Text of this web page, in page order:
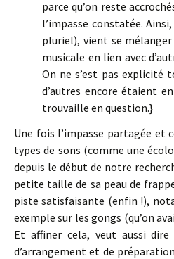
parce qu’on reste
l’impasse constatée.
pluriel), vient se mélanger
musicale en lien avec
On ne s’est pas explicité
d’autres encore étaient
trouvaille en question.}
Une fois l’impasse partagée et
types de sons (comme une
depuis le début de notre
petite taille de sa peau de
piste satisfaisante (enfin !),
exemple sur les gongs (qu’on
Et affiner cela, veut aussi
d’arrangement et de